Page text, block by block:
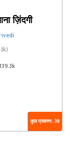
ज़िंदगी
139.3k
कुल प्रकरण : 39